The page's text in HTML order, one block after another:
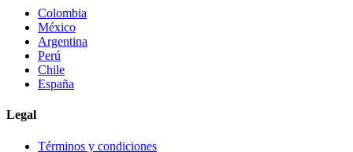
Colombia
México
Argentina
Perú
Chile
España
Legal
Términos y condiciones